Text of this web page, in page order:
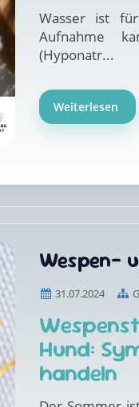
Wasser ist
Aufnahme
(Hyponatr...
Weiterlesen
Wespen-
31.07.2024
Hund:
handeln